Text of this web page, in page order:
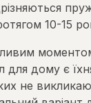
10-15
для дому є
не